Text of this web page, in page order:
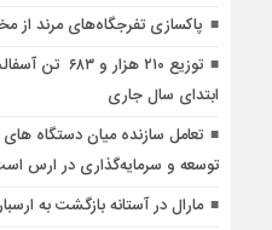
پاکسازی تفرجگاه‌های مرند از
ابتدای سال جاری
تعامل سازنده میان دستگاه‌
توسعه و سرمایه‌گذاری در ارس
مارال در آستانه بازگشت به